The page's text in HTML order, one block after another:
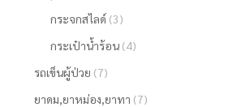
กระจกสไลด์ (3)
กระเป๋าน้ำร้อน (4)
รถเข็นผู้ป่วย (7)
ยาดม,ยาหม่อง,ยาทา (7)